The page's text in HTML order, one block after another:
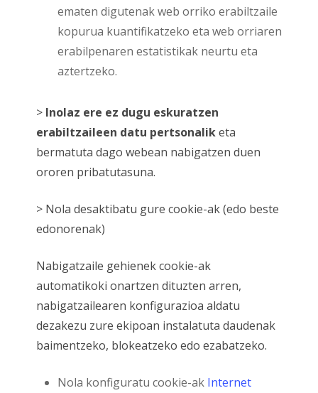
ematen digutenak web orriko erabiltzaile
kopurua kuantifikatzeko eta web orriaren
erabilpenaren estatistikak neurtu eta
aztertzeko.
>Inolaz ere ez dugu eskuratzen
erabiltzaileen datu pertsonaliketa
bermatuta dago webean nabigatzen duen
ororen pribatutasuna.
> Nola desaktibatu gure cookie-ak (edo beste
edonorenak)
Nabigatzaile gehienek cookie-ak
automatikoki onartzen dituzten arren,
nabigatzailearen konfigurazioa aldatu
dezakezu zure ekipoan instalatuta daudenak
baimentzeko, blokeatzeko edo ezabatzeko.
Nola konfiguratu cookie-ak Internet